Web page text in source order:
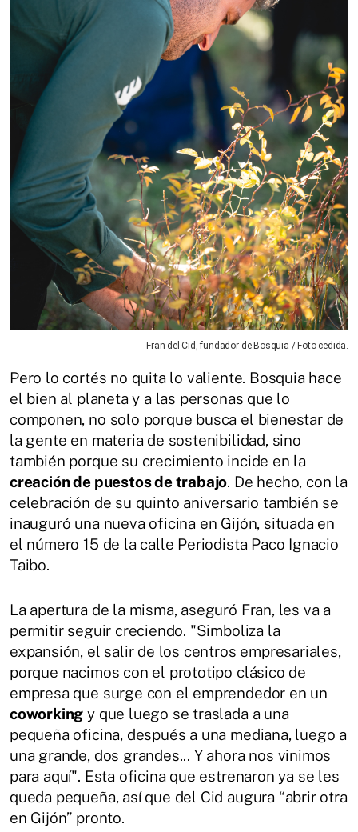
Fran del Cid, fundador de Bosquia / Foto cedida.
Pero lo cortés no quita lo valiente. Bosquia hace
el bien al planeta y a las personas que lo
componen, no solo porque busca el bienestar de
la gente en materia de sostenibilidad, sino
también porque su crecimiento incide en la
creación de puestos de trabajo. De hecho, con la
celebración de su quinto aniversario también se
inauguró una nueva oficina en Gijón, situada en
el número 15 de la calle Periodista Paco Ignacio
Taibo.
La apertura de la misma, aseguró Fran, les va a
permitir seguir creciendo. "Simboliza la
expansión, el salir de los centros empresariales,
porque nacimos con el prototipo clásico de
empresa que surge con el emprendedor en un
coworking y que luego se traslada a una
pequeña oficina, después a una mediana, luego a
una grande, dos grandes... Y ahora nos vinimos
para aquí". Esta oficina que estrenaron ya se les
queda pequeña, así que del Cid augura “abrir otra
en Gijón” pronto.